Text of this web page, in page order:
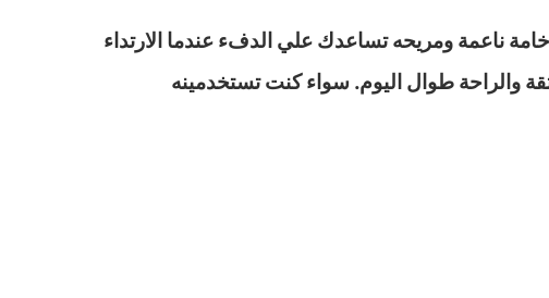
ناعمة ومريحه تساعدك علي الدفء عندما الارتداء
من 50 كيلو وحتي 75 كيلو استعدي للشعور بالثقة والراحة طوال اليوم. سواء كنت تستخدمينه